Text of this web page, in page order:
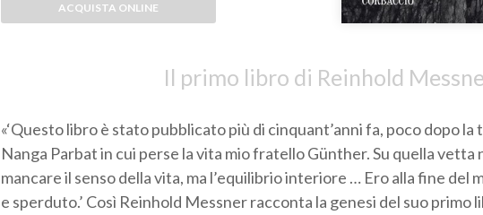
ACQUISTA ONLINE
Il primo libro di Reinhold
«‘Questo libro è stato pubblicato più di cinquant’anni fa, poco dopo la
Nanga Parbat in cui perse la vita mio fratello Günther. Su quella vetta
mancare il senso della vita, ma l’equilibrio interiore … Ero alla fine del
e sperduto.’ Così Reinhold Messner racconta la genesi del suo primo